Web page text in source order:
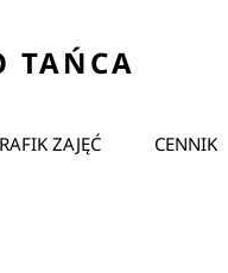
TAŃCA
ZAJĘĆ CENNIK